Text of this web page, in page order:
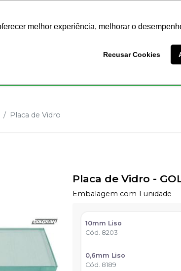
melhor experiência, melhorar o
Recusar Cookies
Placa de Vidro
Placa de Vidro -
Embalagem com 1 unidade
10mm Liso
Cód. 8203
0,6mm Liso
Cód. 8189